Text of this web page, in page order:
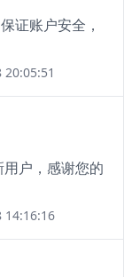
证账户安全，
用户，感谢您的
14:16:16